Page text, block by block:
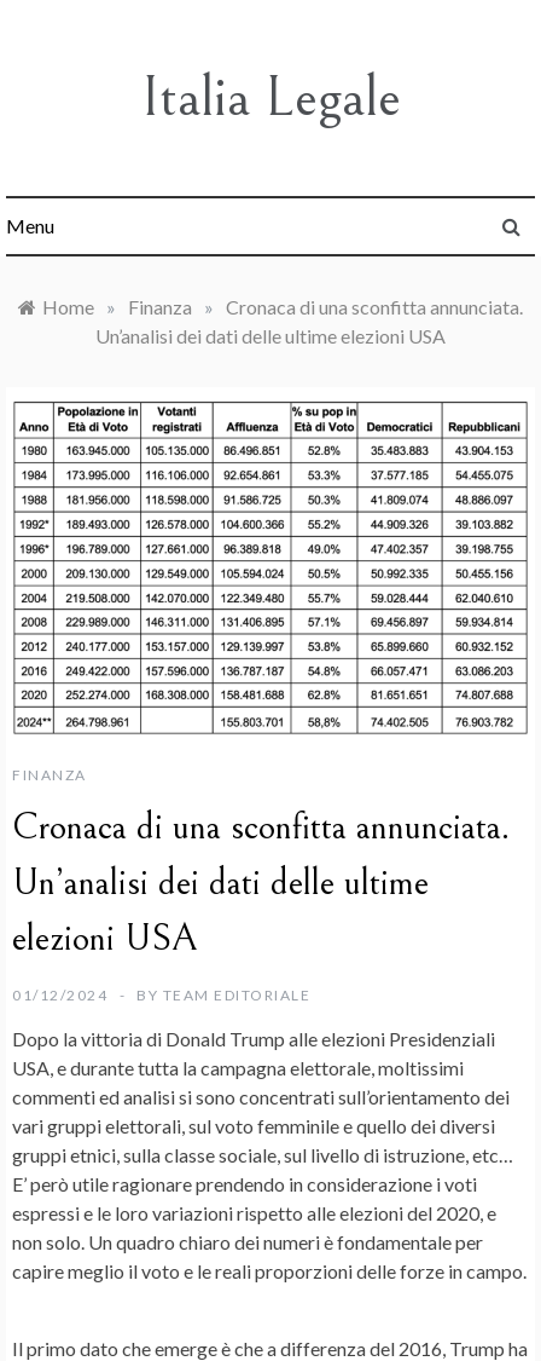
Italia Legale
Menu
Home » Finanza » Cronaca di una sconfitta annunciata.
Un’analisi dei dati delle ultime elezioni USA
FINANZA
Cronaca di una sconfitta annunciata.
Un’analisi dei dati delle ultime
elezioni USA
01/12/2024 BY TEAM EDITORIALE
Dopo la vittoria di Donald Trump alle elezioni Presidenziali
USA, e durante tutta la campagna elettorale, moltissimi
commenti ed analisi si sono concentrati sull’orientamento dei
vari gruppi elettorali, sul voto femminile e quello dei diversi
gruppi etnici, sulla classe sociale, sul livello di istruzione, etc…
E’ però utile ragionare prendendo in considerazione i voti
espressi e le loro variazioni rispetto alle elezioni del 2020, e
non solo. Un quadro chiaro dei numeri è fondamentale per
capire meglio il voto e le reali proporzioni delle forze in campo.
Il primo dato che emerge è che a differenza del 2016, Trump ha